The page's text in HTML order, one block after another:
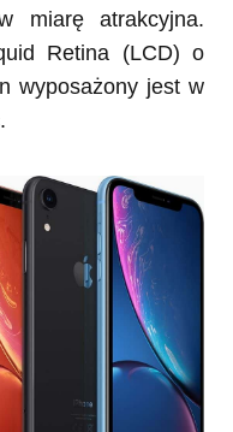
miarę atrakcyjna.
Retina (LCD) o
wyposażony jest w